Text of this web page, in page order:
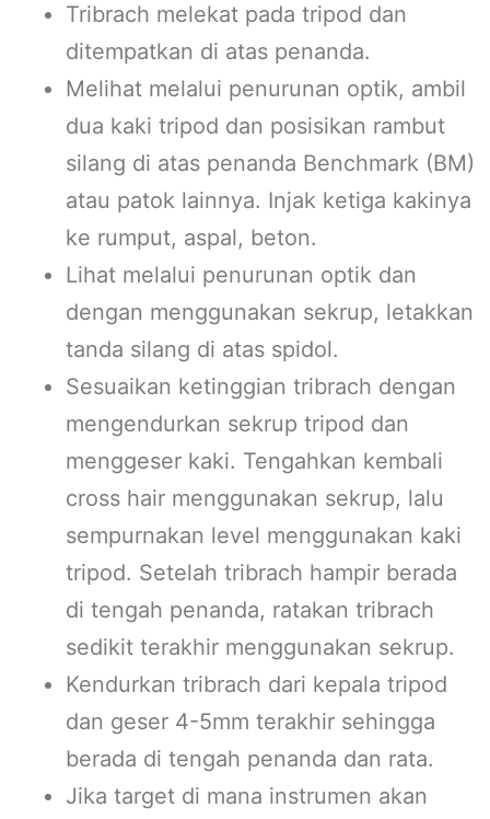
Tribrach melekat pada tripod dan
ditempatkan di atas penanda.
Melihat melalui penurunan optik, ambil
dua kaki tripod dan posisikan rambut
silang di atas penanda Benchmark (BM)
atau patok lainnya. Injak ketiga kakinya
ke rumput, aspal, beton.
Lihat melalui penurunan optik dan
dengan menggunakan sekrup, letakkan
tanda silang di atas spidol.
Sesuaikan ketinggian tribrach dengan
mengendurkan sekrup tripod dan
menggeser kaki. Tengahkan kembali
cross hair menggunakan sekrup, lalu
sempurnakan level menggunakan kaki
tripod. Setelah tribrach hampir berada
di tengah penanda, ratakan tribrach
sedikit terakhir menggunakan sekrup.
Kendurkan tribrach dari kepala tripod
dan geser 4-5mm terakhir sehingga
berada di tengah penanda dan rata.
Jika target di mana instrumen akan